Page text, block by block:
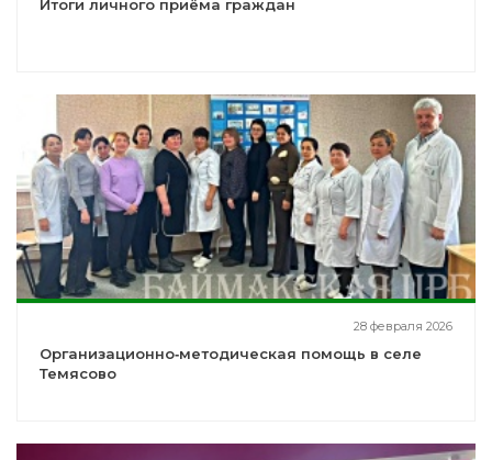
Итоги личного приёма граждан
28 февраля 2026
Организационно‑методическая помощь в селе
Темясово